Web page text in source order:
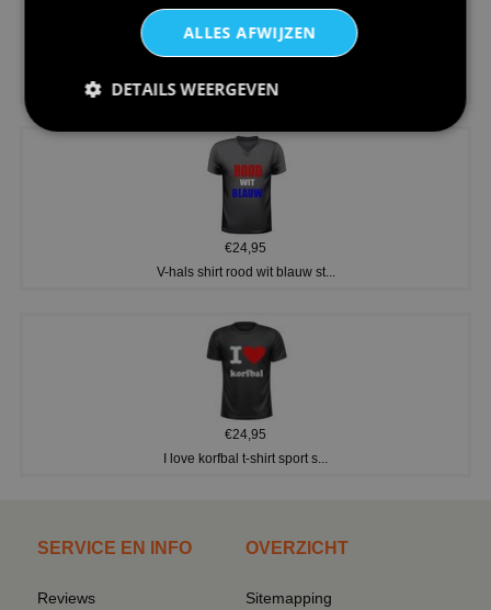
€24,95
Koningsdag shirt heren v-hals ...
€24,95
V-hals shirt rood wit blauw st...
€24,95
I love korfbal t-shirt sport s...
SERVICE EN INFO
Reviews
OVERZICHT
Sitemapping
ALLES AFWIJZEN
DETAILS WEERGEVEN